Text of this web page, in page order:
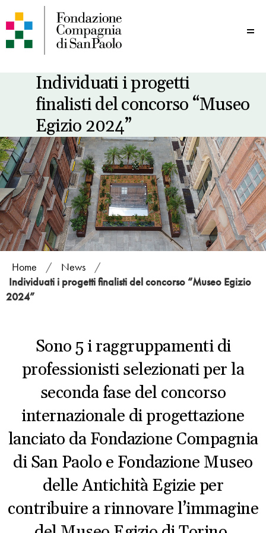
Individuati i progetti
finalisti del concorso “Museo
Egizio 2024”
Home / News
/
Individuati i progetti finalisti del concorso “Museo Egizio
2024”
Sono 5 i raggruppamenti di
professionisti selezionati per la
seconda fase del concorso
internazionale di progettazione
lanciato da Fondazione Compagnia
di San Paolo e Fondazione Museo
delle Antichità Egizie per
contribuire a rinnovare l’immagine